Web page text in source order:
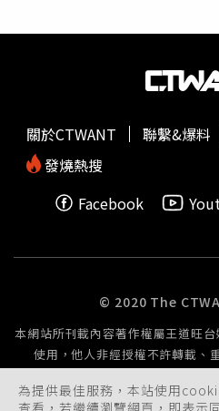
膏，香甜的味道如同肉桂咖啡
更加服貼持久。PAUL & JOE X
列大耳狗好朋友限量護唇膏(西
this post on Instagram A post shared by PAUL & JOE
BEAUTE (@paulandjoe_beaute)
計，帶出萬聖節的魔幻氣氛，
皮與黑色皮面拼接帶有詭譎的
不羈的個性；抓皺平底長靴可
鞋則適合怪奇少女裝扮，交叉
腿部線條，暗紅色漆皮更巧妙
方形格紋及厚底粗高跟設計，
感；秋季 PEDRO ICON 系列
顏色，黑色牛皮材質飾以柔軟
添簡約優雅的現代感！（圖／
推出斑馬條紋的 Amelie 高跟
條充滿戲劇效果，是萬聖節獵
跟靴尖頭造型及鞋身的金屬條
為提供最佳服務，本站使用
查看，若繼續瀏覽網頁，即表示
關於CTWANT 聯繫&爆料
發燒熱搜
Facebook
© 2020 The
本網站所刊載內容著作權屬王道旺
使用，他人非經授權不許轉載、